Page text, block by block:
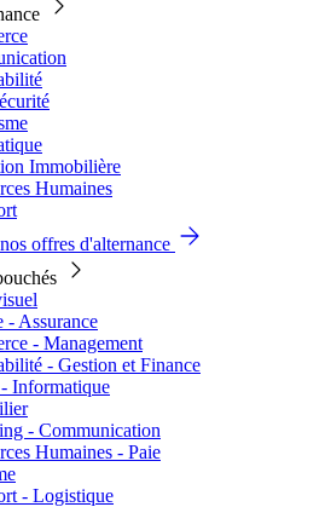
Immobilière
Humaines
offres d'alternance
- Assurance
- Management
- Gestion et Finance
Informatique
- Communication
Humaines - Paie
- Logistique